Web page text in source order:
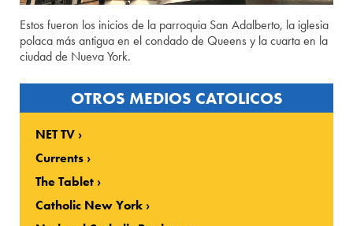
Estos fueron los inicios de la parroquia San Adalberto, la iglesia
polaca más antigua en el condado de Queens y la cuarta en la
ciudad de Nueva York.
OTROS MEDIOS CATOLICOS
NET TV
Currents
The Tablet
Catholic New York